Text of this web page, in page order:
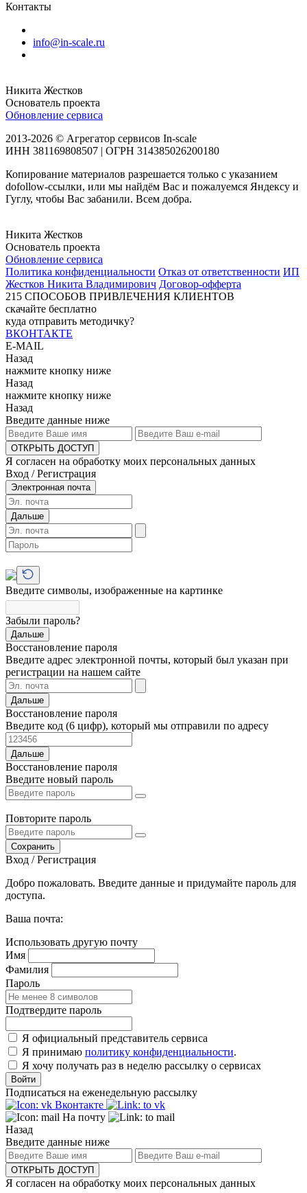
Контакты
info@in-scale.ru
Никита Жестков
Основатель проекта
Обновление сервиса
2013-2026 © Агрегатор сервисов In-scale
ИНН 381169808507 | ОГРН 314385026200180
Копирование материалов разрешается только с указанием
dofollow-ссылки, или мы найдём Вас и пожалуемся Яндексу и
Гуглу, чтобы Вас забанили. Всем добра.
Никита Жестков
Основатель проекта
Обновление сервиса
Политика конфиденциальности Отказ от ответственности ИП
Жестков Никита Владимирович Договор-офферта
215 СПОСОБОВ ПРИВЛЕЧЕНИЯ КЛИЕНТОВ
скачайте бесплатно
куда отправить методичку?
ВКОНТАКТЕ
E-MAIL
Назад
нажмите кнопку ниже
Назад
нажмите кнопку ниже
Назад
Введите данные ниже
ОТКРЫТЬ ДОСТУП
Я согласен на обработку моих персональных данных
Вход / Регистрация
Электронная почта
Дальше
Введите символы, изображенные на картинке
Забыли пароль?
Дальше
Восстановление пароля
Введите адрес электронной почты, который был указан при
регистрации на нашем сайте
Дальше
Восстановление пароля
Введите код (6 цифр), который мы отправили по адресу
Дальше
Восстановление пароля
Введите новый пароль
Повторите пароль
Сохранить
Вход / Регистрация
Добро пожаловать. Введите данные и придумайте пароль для
доступа.
Ваша почта:
Использовать другую почту
Имя
Фамилия
Пароль
Подтвердите пароль
Я официальный представитель сервиса
Я принимаю политику конфиденциальности.
Я хочу получать раз в неделю рассылку о сервисах
Войти
Подписаться на еженедельную рассылку
Вконтакте
На почту
Назад
Введите данные ниже
ОТКРЫТЬ ДОСТУП
Я согласен на обработку моих персональных данных